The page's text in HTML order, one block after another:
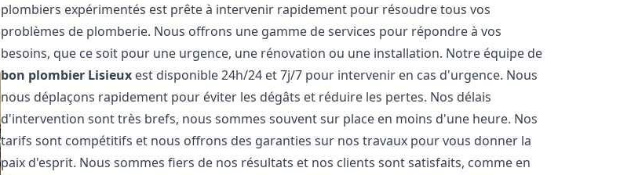
plombiers expérimentés est prête à intervenir rapidement pour résoudre tous vos
problèmes de plomberie. Nous offrons une gamme de services pour répondre à vos
besoins, que ce soit pour une urgence, une rénovation ou une installation. Notre équipe de
bon plombier Lisieux est disponible 24h/24 et 7j/7 pour intervenir en cas d'urgence. Nous
nous déplaçons rapidement pour éviter les dégâts et réduire les pertes. Nos délais
d'intervention sont très brefs, nous sommes souvent sur place en moins d'une heure. Nos
tarifs sont compétitifs et nous offrons des garanties sur nos travaux pour vous donner la
paix d'esprit. Nous sommes fiers de nos résultats et nos clients sont satisfaits, comme en